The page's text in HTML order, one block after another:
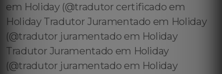
em Holiday (@tradutor certificado em
Holiday Tradutor Juramentado em Holiday
(@tradutor juramentado em Holiday
Tradutor Juramentado em Holiday
(@tradutor juramentado em Holiday